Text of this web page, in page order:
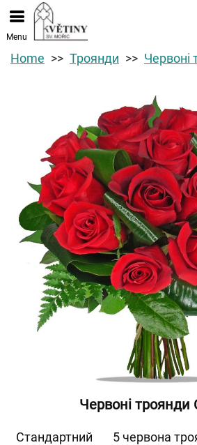
Menu
Home Троянди Червоні
Червоні троянди
Cтандартний
5 червона